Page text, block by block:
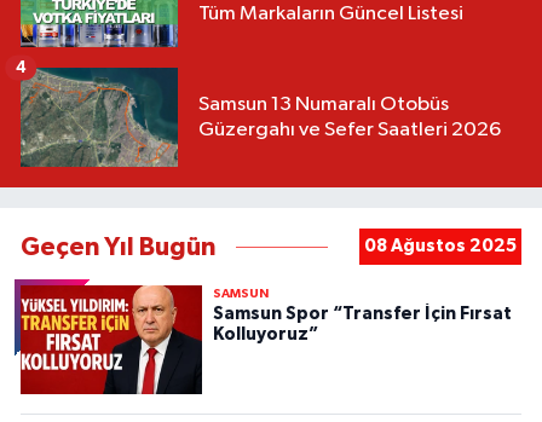
Tüm Markaların Güncel Listesi
Samsun 13 Numaralı Otobüs
Güzergahı ve Sefer Saatleri 2026
4
Geçen Yıl Bugün 08 Ağustos 2025
SAMSUN
Samsun Spor “Transfer İçin Fırsat
Kolluyoruz”